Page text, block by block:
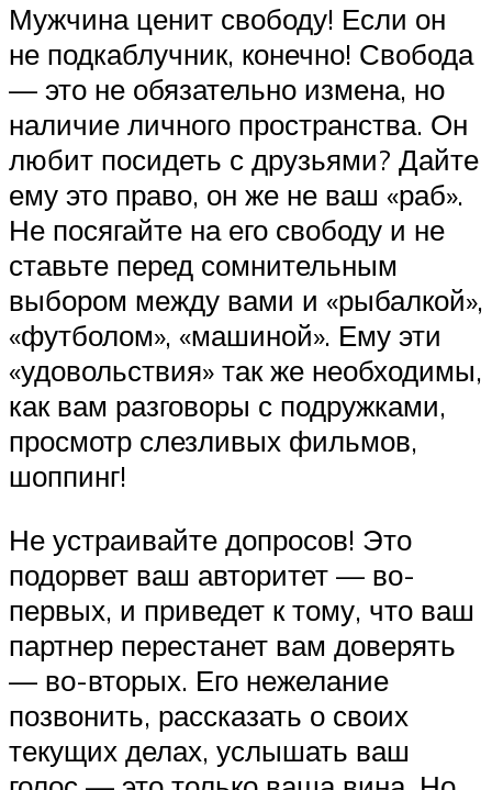
Мужчина ценит свободу! Если он
не подкаблучник, конечно! Свобода
— это не обязательно измена, но
наличие личного пространства. Он
любит посидеть с друзьями? Дайте
ему это право, он же не ваш «раб».
Не посягайте на его свободу и не
ставьте перед сомнительным
выбором между вами и «рыбалкой»,
«футболом», «машиной». Ему эти
«удовольствия» так же необходимы,
как вам разговоры с подружками,
просмотр слезливых фильмов,
шоппинг!
Не устраивайте допросов! Это
подорвет ваш авторитет — во-
первых, и приведет к тому, что ваш
партнер перестанет вам доверять
— во-вторых. Его нежелание
позвонить, рассказать о своих
текущих делах, услышать ваш